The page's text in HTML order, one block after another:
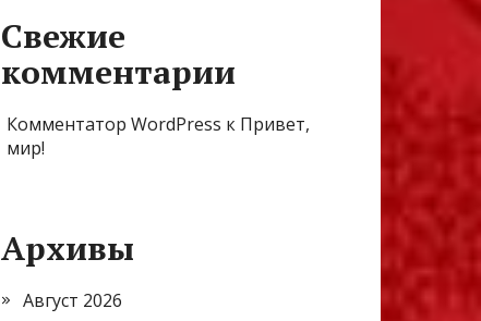
Свежие
комментарии
Комментатор WordPress к Привет,
мир!
Архивы
Август 2026